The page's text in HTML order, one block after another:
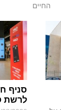
החיים
סניף
לרשת H&O